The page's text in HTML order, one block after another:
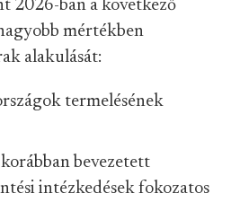
2026-ban a következő
mértékben
alakulását:
termelésének
bevezetett
intézkedések fokozatos